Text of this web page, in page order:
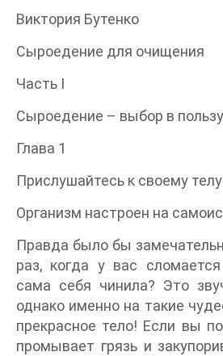
Виктория Бутенко
Сыроедение для очищения
Часть I
Сыроедение – выбор в
Глава 1
Прислушайтесь к своему телу
Организм настроен на
Правда было бы
раз, когда у вас
сама себя чинила? Это
однако именно на такие
прекрасное тело! Если вы
промывает грязь и